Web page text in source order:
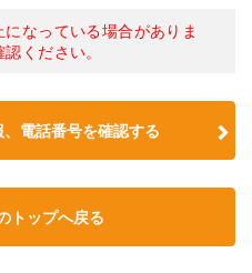
なっている場合がありま
ください。
電話番号を確認する
トップへ戻る